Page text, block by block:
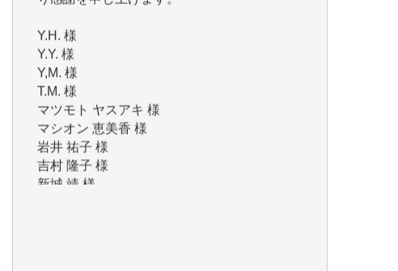
Y,M. 様
T.M. 様
マツモト ヤスアキ 様
マシオン 恵美香 様
岩井 祐子 様
吉村 隆子 様
新城 靖 様
青木 要 様
T.Y. 様